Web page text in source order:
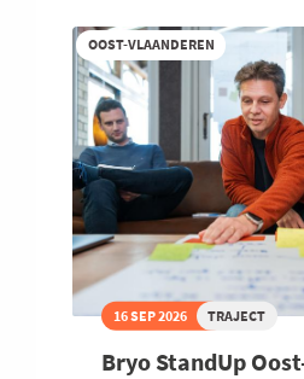
OOST-VLAANDEREN
16 SEP 2026 TRAJECT
Bryo StandUp